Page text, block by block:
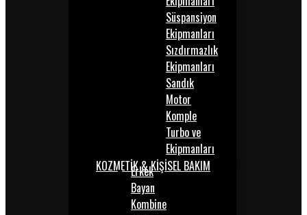
Süspansiyon
Ekipmanları
Sızdırmazlık
Ekipmanları
Sandık
Motor
Komple
Turbo ve
Ekipmanları
KOZMETİK & KİŞİSEL BAKIM
Erkek
Bayan
Kombine